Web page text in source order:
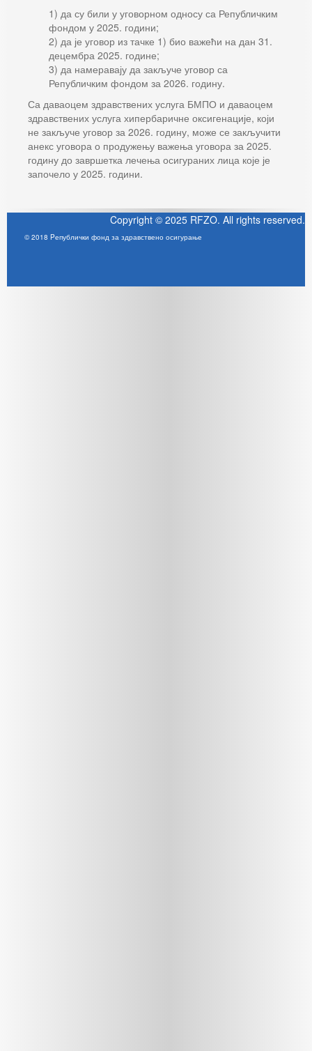
1) да су били у уговорном односу са Републичким
фондом у 2025. години;
2) да је уговор из тачке 1) био важећи на дан 31.
децембра 2025. године;
3) да намеравају да закључе уговор са
Републичким фондом за 2026. годину.
Са даваоцем здравствених услуга БМПО и даваоцем
здравствених услуга хипербаричне оксигенације, који
не закључе уговор за 2026. годину, може се закључити
анекс уговора о продужењу важења уговора за 2025.
годину до завршетка лечења осигураних лица које је
започело у 2025. години.
Copyright © 2025 RFZO. All rights reserved.
© 2018 Pепублички фонд за здравствено осигурање